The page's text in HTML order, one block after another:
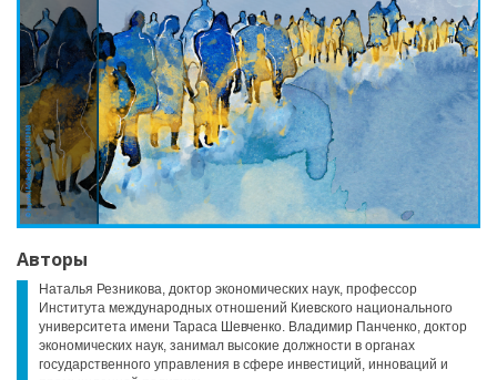
Авторы
Наталья Резникова, доктор экономических наук, профессор
Института международных отношений Киевского национального
университета имени Тараса Шевченко. Владимир Панченко, доктор
экономических наук, занимал высокие должности в органах
государственного управления в сфере инвестиций, инноваций и